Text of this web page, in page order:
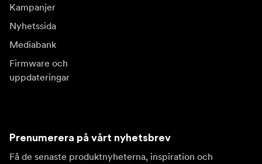
Kampanjer
Nyhetssida
Mediabank
Firmware och
uppdateringar
Prenumerera på vårt nyhetsbrev
Få de senaste produktnyheterna, inspiration och